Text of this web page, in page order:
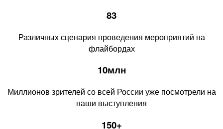
83
Различных сценария проведения мероприятий на
флайбордах
10млн
Миллионов зрителей со всей России уже посмотрели на
наши выступления
150+